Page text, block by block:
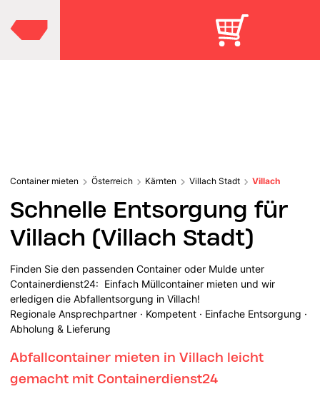
Container mieten Österreich Kärnten Villach Stadt Villach
Schnelle Entsorgung für
Villach (Villach Stadt)
Finden Sie den passenden Container oder Mulde unter
Containerdienst24: Einfach Müllcontainer mieten und wir
erledigen die Abfallentsorgung in Villach!
Regionale Ansprechpartner · Kompetent · Einfache Entsorgung ·
Abholung & Lieferung
Abfallcontainer mieten in Villach leicht
gemacht mit Containerdienst24